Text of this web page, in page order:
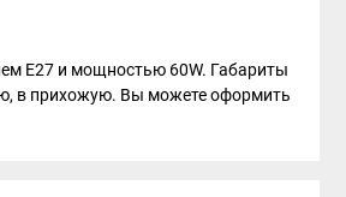
E27 и мощностью 60W. Габариты
в прихожую. Вы можете оформить